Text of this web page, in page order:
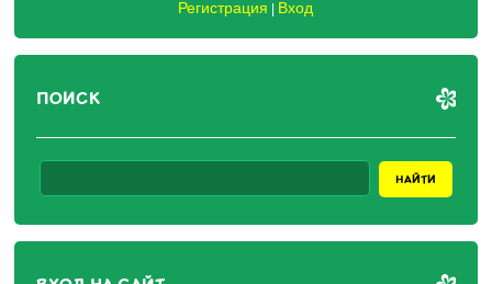
Регистрация Вход
ПОИСК